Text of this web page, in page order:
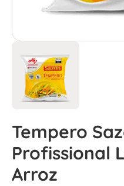
Tempero
Profissional
Arroz